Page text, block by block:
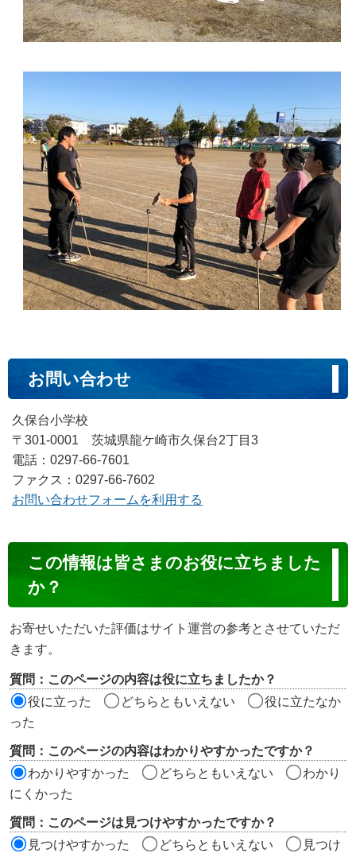
お問い合わせ
久保台小学校
〒301-0001 茨城県龍ケ崎市久保台2丁目3
電話：0297-66-7601
ファクス：0297-66-7602
お問い合わせフォームを利用する
ン
ン
ツ
価
ア
この情報は皆さまのお役に立ちました
か？
お寄せいただいた評価はサイト運営の参考とさせていただ
きます。
質問：このページの内容は役に立ちましたか？
役に立った
どちらともいえない
役に立たなか
った
質問：このページの内容はわかりやすかったですか？
わかりやすかった
どちらともいえない
わかり
にくかった
質問：このページは見つけやすかったですか？
見つけやすかった
どちらともいえない
見つけ